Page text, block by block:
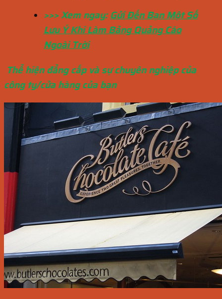
>>> Xem ngay:Gửi Đến Bạn Một Số
Lưu Ý Khi Làm Bảng Quảng Cáo
Ngoài Trời
Thể hiện đẳng cấp và sự chuyên nghiệp của
công ty/cửa hàng của bạn